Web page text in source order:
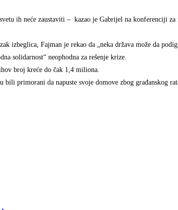
ih neće zaustaviti – kazao je Gabrijel na konferenciji za
izbeglica, Fajman je rekao da „neka država može da
solidarnost“ neophodna za rešenje krize.
broj kreće do čak 1,4 miliona.
primorani da napuste svoje domove zbog građanskog